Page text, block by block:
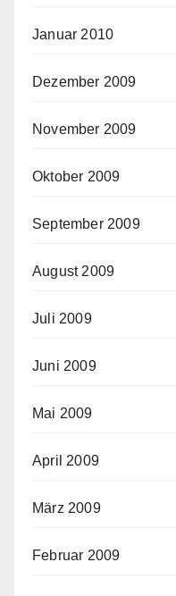
Januar 2010
Dezember 2009
November 2009
Oktober 2009
September 2009
August 2009
Juli 2009
Juni 2009
Mai 2009
April 2009
März 2009
Februar 2009